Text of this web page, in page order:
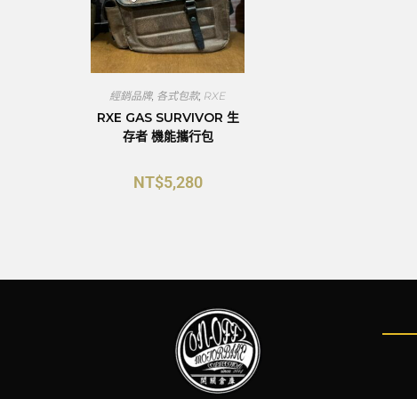
經銷品牌, 各式包款, RXE
RXE GAS SURVIVOR 生
存者 機能攜行包
NT$5,280